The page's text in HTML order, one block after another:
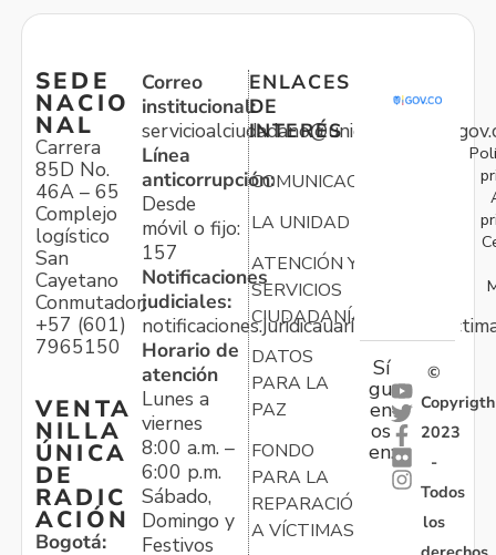
SEDE
NACIO
NAL
Carrera
85D No.
46A – 65
Complejo
logístico
San
Cayetano
Conmutador:
+57 (601)
7965150
VENTA
NILLA
ÚNICA
DE
RADIC
ACIÓN
Bogotá:
Correo
institucional:
Línea
anticorrupción:
Desde
móvil o fijo:
157
Notificaciones
judiciales:
Horario de
atención
Lunes a
viernes
8:00 a.m. –
6:00 p.m.
Sábado,
Domingo y
Festivos
ENLACES
DE
INTERÉS
COMUNICACIONES
LA UNIDAD
ATENCIÓN Y
SERVICIOS
CIUDADANÍA
DATOS
PARA LA
PAZ
FONDO
PARA LA
REPARACIÓN
A VÍCTIMAS
Sí
gu
en
os
en:
©
Copyrigth
2023
-
Todos
los